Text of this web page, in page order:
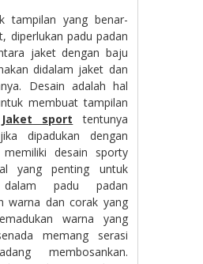
tampilan yang benar-
diperlukan padu padan
jaket dengan baju
didalam jaket dan
Desain adalah hal
membuat tampilan
Jaket sport tentunya
dipadukan dengan
desain sporty
yang penting untuk
dalam padu padan
warna dan corak yang
warna yang
memang serasi
membosankan.